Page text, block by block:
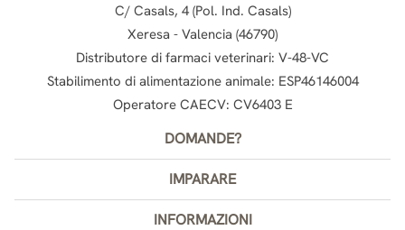
C/ Casals, 4 (Pol. Ind. Casals)
Xeresa - Valencia (46790)
Distributore di farmaci veterinari: V-48-VC
Stabilimento di alimentazione animale: ESP46146004
Operatore CAECV: CV6403 E
DOMANDE?
IMPARARE
INFORMAZIONI